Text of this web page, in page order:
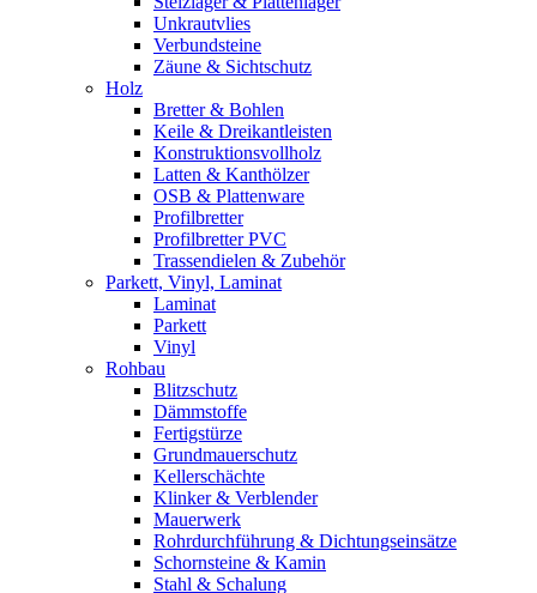
Unkrautvlies
Verbundsteine
Zäune & Sichtschutz
Holz
Bretter & Bohlen
Keile & Dreikantleisten
Konstruktionsvollholz
Latten & Kanthölzer
OSB & Plattenware
Profilbretter
Profilbretter PVC
Trassendielen & Zubehör
Parkett, Vinyl, Laminat
Laminat
Parkett
Vinyl
Rohbau
Blitzschutz
Dämmstoffe
Fertigstürze
Grundmauerschutz
Kellerschächte
Klinker & Verblender
Mauerwerk
Rohrdurchführung & Dichtungseinsätze
Schornsteine & Kamin
Stahl & Schalung